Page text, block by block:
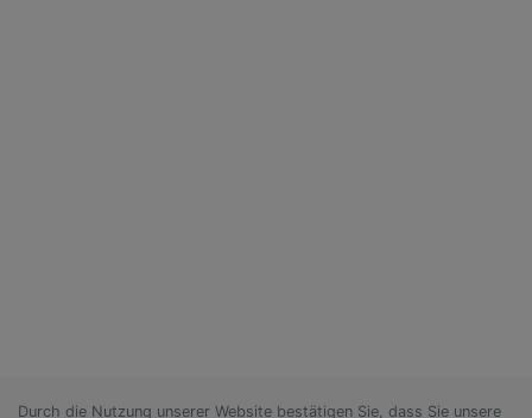
Durch die Nutzung unserer Website bestätigen Sie, dass Sie unsere